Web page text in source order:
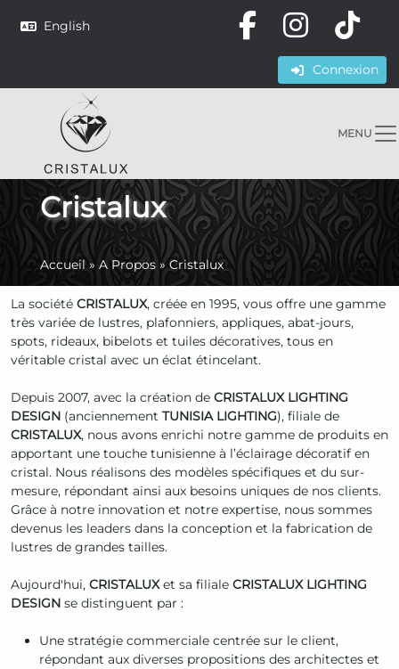
English
Connexion
MENU
Cristalux
Accueil» A Propos»Cristalux
La société CRISTALUX, créée en 1995, vous offre une gamme
très variée de lustres, plafonniers, appliques, abat-jours,
spots, rideaux, bibelots et tuiles décoratives, tous en
véritable cristal avec un éclat étincelant.
Depuis 2007, avec la création de CRISTALUX LIGHTING
DESIGN (anciennement TUNISIA LIGHTING), filiale de
CRISTALUX, nous avons enrichi notre gamme de produits en
apportant une touche tunisienne à l’éclairage décoratif en
cristal. Nous réalisons des modèles spécifiques et du sur-
mesure, répondant ainsi aux besoins uniques de nos clients.
Grâce à notre innovation et notre expertise, nous sommes
devenus les leaders dans la conception et la fabrication de
lustres de grandes tailles.
Aujourd'hui, CRISTALUXet sa filiale CRISTALUX LIGHTING
DESIGN se distinguent par :
Une stratégie commerciale centrée sur le client,
répondant aux diverses propositions des architectes et